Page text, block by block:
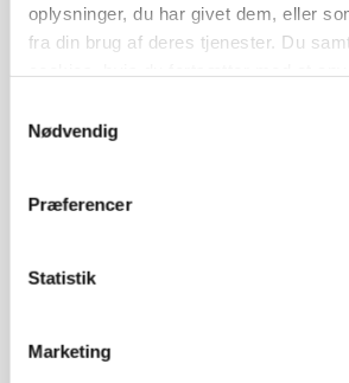
oplysninger, du har givet dem, eller
fra din brug af deres tjenester. Du
Nødvendig
Præferencer
Statistik
Marketing
Danish Crown slår igen i
gab er 3 kroner – ikke 4,30